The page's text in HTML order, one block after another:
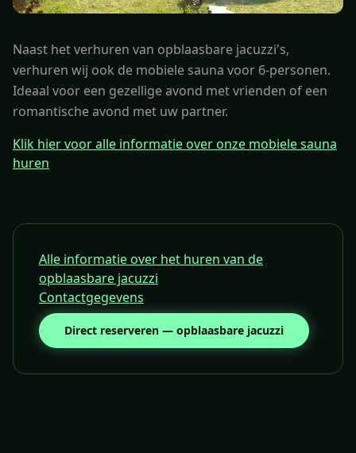
Naast het verhuren van opblaasbare jacuzzi's,
verhuren wij ook de mobiele sauna voor 6-personen.
Ideaal voor een gezellige avond met vrienden of een
romantische avond met uw partner.
Klik hier voor alle informatie over onze mobiele sauna
huren
Alle informatie over het huren van de
opblaasbare jacuzzi
Contactgegevens
Direct reserveren — opblaasbare jacuzzi